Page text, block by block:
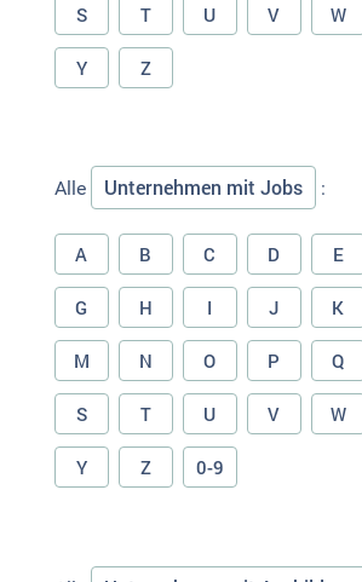
S T U V W
Y Z
Alle Unternehmen mit Jobs :
A B C D E
G H I J K
M N O P Q
S T U V W
Y Z 0-9